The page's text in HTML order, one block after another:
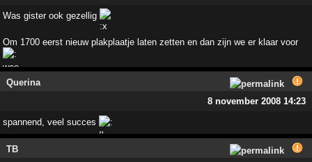
Was gister ook gezellig
Om 1700 eerst nieuw plakplaatje laten zetten en dan zijn we er klaar voor
Querina
8 november 2008 14:23
spannend, veel succes
TB